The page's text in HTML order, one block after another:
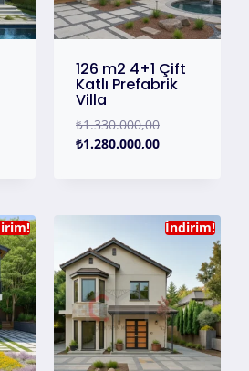
126 m2 4+1 Çift
Katlı Prefabrik
Villa
₺1.330.000,00
₺1.280.000,00
İndirim!